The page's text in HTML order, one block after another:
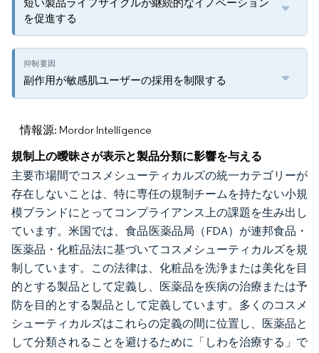
を促進する
副作用が敏感肌ユーザーの採用を制限する
情報源: Mordor Intelligence
規制上の曖昧さが表示と製品分類に影響を与える
主要市場間でコスメシューティカルズの統一カテゴリーが
存在しないことは、特に専任の規制チームを持たない小規
模ブランドにとってコンプライアンス上の課題を生み出し
ています。米国では、食品医薬品局（FDA）が連邦食品・
医薬品・化粧品法に基づいてコスメシューティカルズを規
制しています。この法律は、化粧品を洗浄または美化を目
的とする製品として定義し、医薬品を疾病の治療または予
防を目的とする製品として定義しています。多くのコスメ
シューティカルズはこれらの定義の間に位置し、医薬品と
して分類されることを避けるために「しわを治療する」で